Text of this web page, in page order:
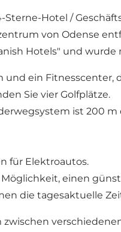
Sterne-Hotel /
von Odense
Hotels" und
und ein
Sie vier Golfplätze.
ist 200 m
für Elektroautos.
einen
die tagesaktuelle
zwischen